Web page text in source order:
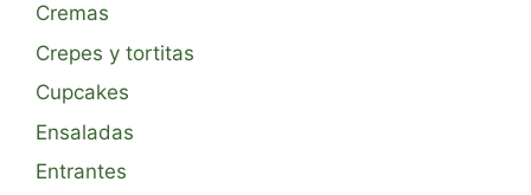
Cremas
Crepes y tortitas
Cupcakes
Ensaladas
Entrantes